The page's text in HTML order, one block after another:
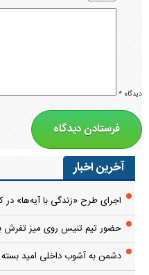
دیدگاه*
آخرین اخبار
اجرای طرح «زندگی با آیه‌ها»
حضور تیم تنیس روی میز تفرش
دشمن به آشوب داخلی امید